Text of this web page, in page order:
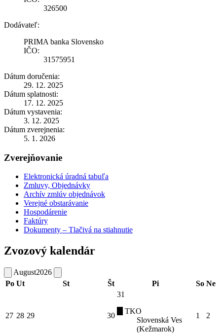
326500
Dodávateľ:
PRIMA banka Slovensko
IČO:
31575951
Dátum doručenia:
29. 12. 2025
Dátum splatnosti:
17. 12. 2025
Dátum vystavenia:
3. 12. 2025
Dátum zverejnenia:
5. 1. 2026
Zverejňovanie
Elektronická úradná tabuľa
Zmluvy, Objednávky
Archív zmlúv objednávok
Verejné obstarávanie
Hospodárenie
Faktúry
Dokumenty – Tlačivá na stiahnutie
Zvozový kalendár
August2026
Po Ut St Št Pi So Ne
27 28 29 30
31
TKO
Slovenská Ves
(Kežmarok)
1 2